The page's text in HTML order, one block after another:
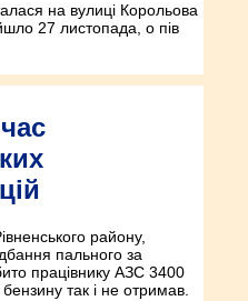
на вулиці Корольова
27 листопада, о пів
району,
пального за
працівнику АЗС 3400
бензину так і не отримав.